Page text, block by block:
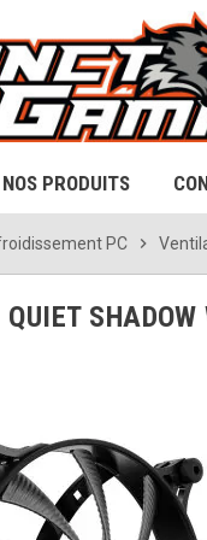
PRODUITS
PC chevron_right